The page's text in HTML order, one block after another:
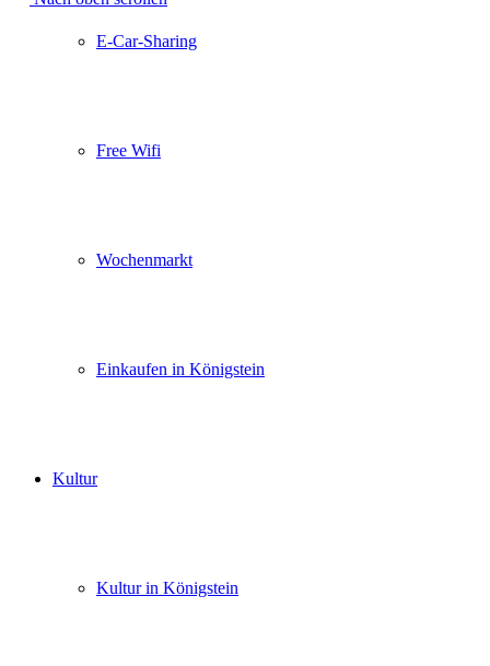
E-Car-Sharing
Free Wifi
Wochenmarkt
Einkaufen in Königstein
Kultur
Kultur in Königstein